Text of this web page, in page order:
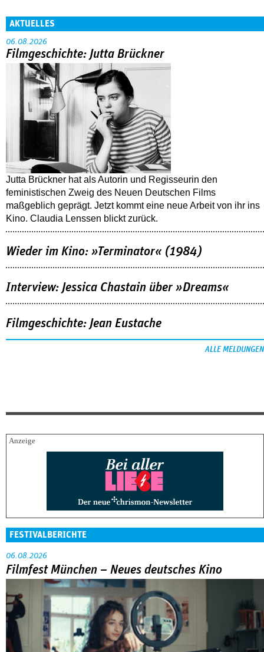
AKTUELLES
06.08.2026
Filmgeschichte: Jutta Brückner
Jutta Brückner hat als Autorin und Regisseurin den
feministischen Zweig des Neuen Deutschen Films
maßgeblich geprägt. Jetzt kommt eine neue Arbeit von ihr ins
Kino. Claudia Lenssen blickt zurück.
Wieder im Kino: »Terminator« (1984)
Interview: Jessica Chastain über »Dreams«
Filmgeschichte: Jean Eustache
ALLE MELDUNGEN
FESTIVALBERICHTE
06.08.2026
Filmfest München – Neues deutsches Kino